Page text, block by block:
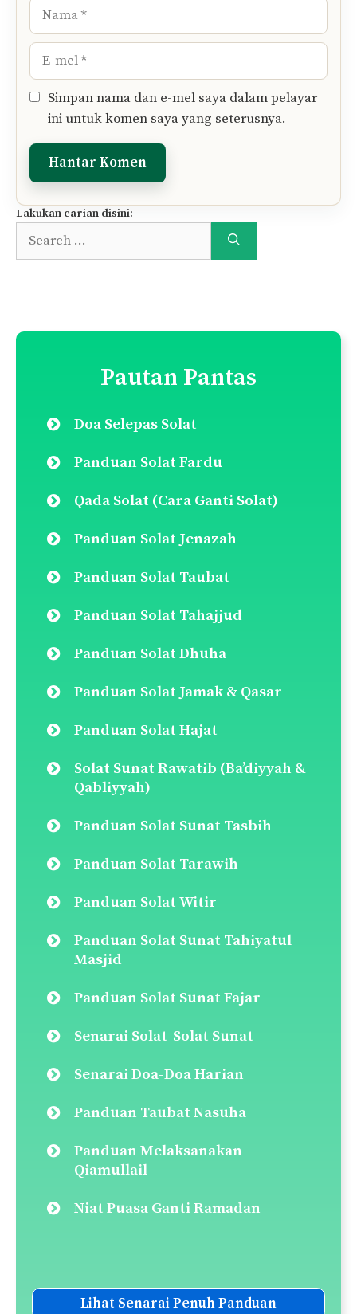
Nama
E-
mel
Simpan nama dan e-mel saya dalam pelayar
ini untuk komen saya yang seterusnya.
Lakukan carian disini:
Search
for:
Pautan Pantas
Doa Selepas Solat
Panduan Solat Fardu
Qada Solat (Cara Ganti Solat)
Panduan Solat Jenazah
Panduan Solat Taubat
Panduan Solat Tahajjud
Panduan Solat Dhuha
Panduan Solat Jamak & Qasar
Panduan Solat Hajat
Solat Sunat Rawatib (Ba’diyyah &
Qabliyyah)
Panduan Solat Sunat Tasbih
Panduan Solat Tarawih
Panduan Solat Witir
Panduan Solat Sunat Tahiyatul
Masjid
Panduan Solat Sunat Fajar
Senarai Solat-Solat Sunat
Senarai Doa-Doa Harian
Panduan Taubat Nasuha
Panduan Melaksanakan
Qiamullail
Niat Puasa Ganti Ramadan
Lihat Senarai Penuh Panduan